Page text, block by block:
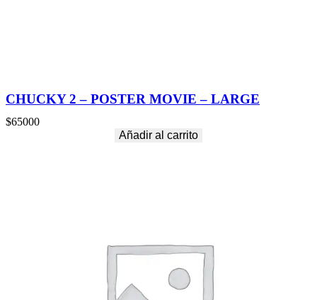
CHUCKY 2 – POSTER MOVIE – LARGE
$65000
Añadir al carrito